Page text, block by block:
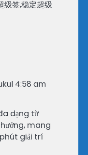
级签,稳定超级
4:58 am
dạng từ
mang
giải trí